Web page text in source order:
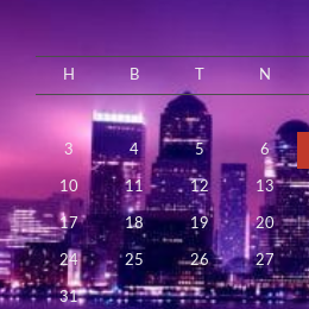
H B N
3 4 5 6
10 11 12 13
17 18 19 20
24 25 26 27
31